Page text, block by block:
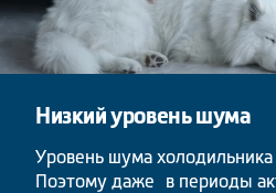
Низкий уровень шума
Уровень шума
Поэтому даже в периоды